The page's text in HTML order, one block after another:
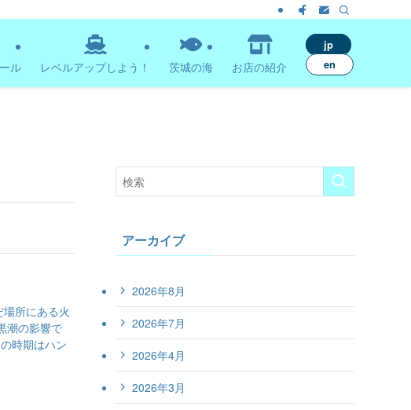
ル レベルアップしよう！ 茨城の海 お店の紹介
jp
en
所にある火
潮の影響で
時期はハン
アーカイブ
2026年8月
2026年7月
2026年4月
2026年3月